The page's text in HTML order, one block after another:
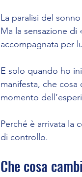
La paralisi del
Ma la sensazione di
accompagnata per
E solo quando ho
manifesta, che
momento
Perché è arrivata la
di controllo.
Che cosa